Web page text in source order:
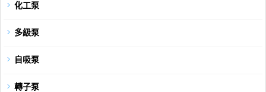
化工泵
多級泵
自吸泵
轉子泵